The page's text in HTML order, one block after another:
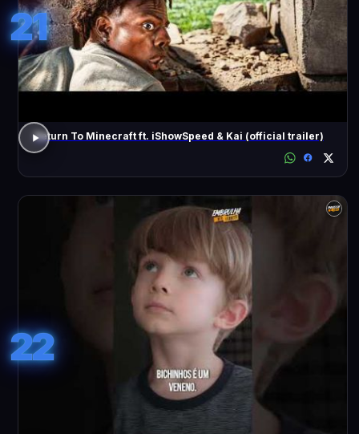
21
Return To Minecraft ft. iShowSpeed & Kai (official trailer)
22